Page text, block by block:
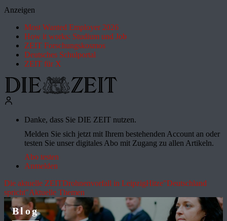
Anzeigen
Most Wanted Employer 2026
How it works: Studium und Job
ZEIT Forschungskosmos
Deutsches Schulportal
ZEIT für X
Danke, dass Sie DIE ZEIT nutzen.
Melden Sie sich jetzt mit Ihrem bestehenden Account an oder
testen Sie unser digitales Abo mit Zugang zu allen Artikeln.
Abo testen
Anmelden
Die aktuelle ZEITDrohnenvorfall in LeipzigHitze"Deutschland
spricht"Aktuelle Themen
Blog